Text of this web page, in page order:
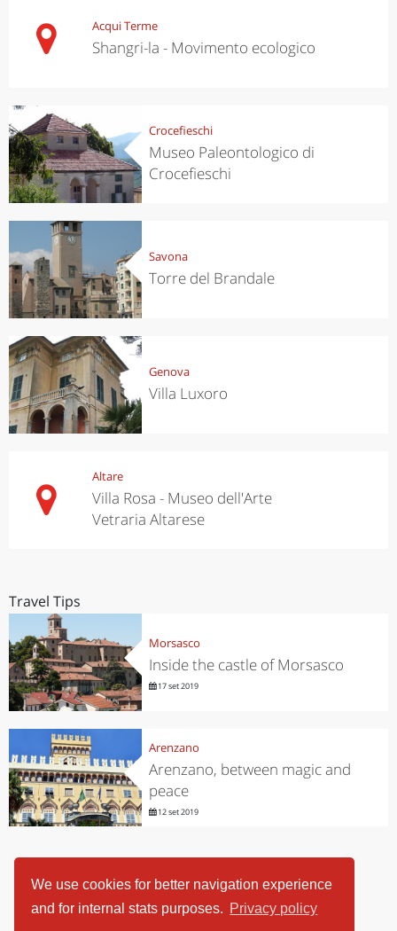
We use cookies for better navigation experience
and for internal stats purposes. Privacy policy
Acqui Terme
Shangri-la - Movimento ecologico
Crocefieschi
Museo Paleontologico di
Crocefieschi
Savona
Torre del Brandale
Genova
Villa Luxoro
Altare
Villa Rosa - Museo dell'Arte
Vetraria Altarese
Travel Tips
Morsasco
Inside the castle of Morsasco
17 set 2019
Arenzano
Arenzano, between magic and
peace
12 set 2019